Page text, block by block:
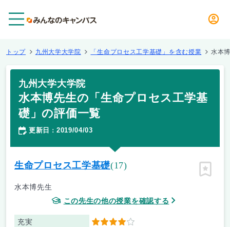
トップ 九州大学大学院 「生命プロセス工学基礎」を含む授業 水本
九州大学大学院
水本博先生の「生命プロセス工学基
礎」の評価一覧
更新日 ： 2019/04/03
生命プロセス工学基礎(17)
水本博先生
この先生の他の授業を確認する
充実 4
ピン留